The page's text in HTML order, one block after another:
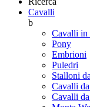
Cavalli
b
Cavalli in
Pony
Embrioni
Puledri
Stalloni
Cavalli da
Cavalli